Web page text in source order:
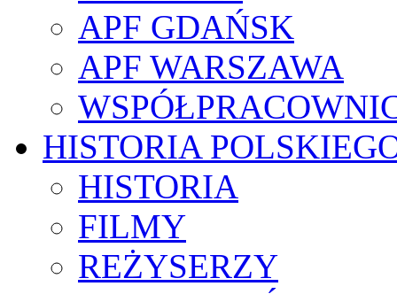
APF GDAŃSK
APF WARSZAWA
HISTORIA
HISTORIA
FILMY
REŻYSERZY